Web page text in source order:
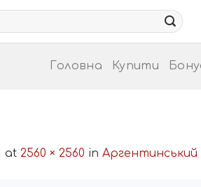
Головна Купити
at 2560 × 2560 in Аргентинський